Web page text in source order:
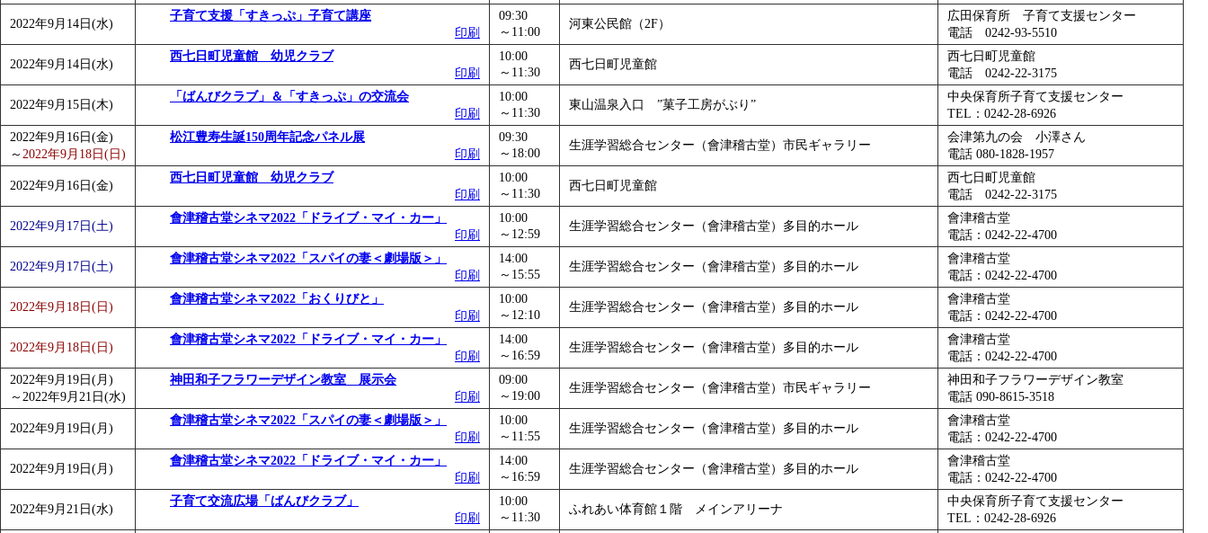
2022年9月14日(水)
子育て支援「すきっぷ」子育て講座
印刷
09:30
～11:00
河東公民館（2F）
広田保育所 子育て支援センター
電話 0242-93-5510
2022年9月14日(水)
西七日町児童館 幼児クラブ
印刷
10:00
～11:30
西七日町児童館
西七日町児童館
電話 0242-22-3175
2022年9月15日(木)
「ばんびクラブ」＆「すきっぷ」の交流会
印刷
10:00
～11:30
東山温泉入口 ”菓子工房がぶり”
中央保育所子育て支援センター
TEL：0242-28-6926
2022年9月16日(金)
～ 2022年9月18日(日)
松江豊寿生誕150周年記念パネル展
印刷
09:30
～18:00
生涯学習総合センター（會津稽古堂）市民ギャラリー
会津第九の会 小澤さん
電話 080-1828-1957
2022年9月16日(金)
西七日町児童館 幼児クラブ
印刷
10:00
～11:30
西七日町児童館
西七日町児童館
電話 0242-22-3175
2022年9月17日(土)
會津稽古堂シネマ2022「ドライブ・マイ・カー」
印刷
10:00
～12:59
生涯学習総合センター（會津稽古堂）多目的ホール
會津稽古堂
電話：0242-22-4700
2022年9月17日(土)
會津稽古堂シネマ2022「スパイの妻＜劇場版＞」
印刷
14:00
～15:55
生涯学習総合センター（會津稽古堂）多目的ホール
會津稽古堂
電話：0242-22-4700
2022年9月18日(日)
會津稽古堂シネマ2022「おくりびと」
印刷
10:00
～12:10
生涯学習総合センター（會津稽古堂）多目的ホール
會津稽古堂
電話：0242-22-4700
2022年9月18日(日)
會津稽古堂シネマ2022「ドライブ・マイ・カー」
印刷
14:00
～16:59
生涯学習総合センター（會津稽古堂）多目的ホール
會津稽古堂
電話：0242-22-4700
2022年9月19日(月)
～ 2022年9月21日(水)
神田和子フラワーデザイン教室 展示会
印刷
09:00
～19:00
生涯学習総合センター（會津稽古堂）市民ギャラリー
神田和子フラワーデザイン教室
電話 090-8615-3518
2022年9月19日(月)
會津稽古堂シネマ2022「スパイの妻＜劇場版＞」
印刷
10:00
～11:55
生涯学習総合センター（會津稽古堂）多目的ホール
會津稽古堂
電話：0242-22-4700
2022年9月19日(月)
會津稽古堂シネマ2022「ドライブ・マイ・カー」
印刷
14:00
～16:59
生涯学習総合センター（會津稽古堂）多目的ホール
會津稽古堂
電話：0242-22-4700
2022年9月21日(水)
子育て交流広場「ばんびクラブ」
印刷
10:00
～11:30
ふれあい体育館１階 メインアリーナ
中央保育所子育て支援センター
TEL：0242-28-6926